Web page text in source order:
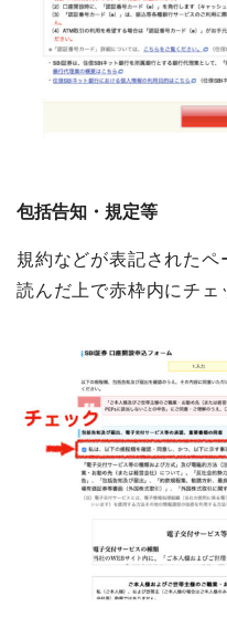
包括告知・規定等
規約などが表記された
読んだ上で赤枠内にチェ